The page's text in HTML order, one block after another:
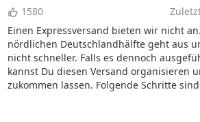
1580
Einen Expressversand bieten wir nicht
nördlichen Deutschlandhälfte geht aus
nicht schneller. Falls es dennoch
kannst Du diesen Versand organisieren
zukommen lassen. Folgende Schritte